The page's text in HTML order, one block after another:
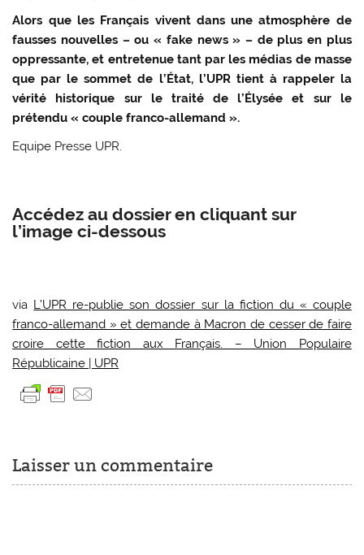
Alors que les Français vivent dans une atmosphère de
fausses nouvelles – ou « fake news » – de plus en plus
oppressante, et entretenue tant par les médias de masse
que par le sommet de l’État, l’UPR tient à rappeler la
vérité historique sur le traité de l’Élysée et sur le
prétendu « couple franco-allemand ».
Equipe Presse UPR.
Accédez au dossier en cliquant sur
l’image ci-dessous
via L’UPR re-publie son dossier sur la fiction du « couple
franco-allemand » et demande à Macron de cesser de faire
croire cette fiction aux Français. – Union Populaire
Républicaine | UPR
Laisser un commentaire